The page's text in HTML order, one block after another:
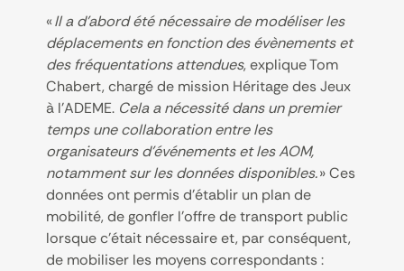
«Il a d’abord été nécessaire de modéliser les
déplacements en fonction des évènements et
des fréquentations attendues, explique Tom
Chabert, chargé de mission Héritage des Jeux
à l’ADEME. Cela a nécessité dans un premier
temps une collaboration entre les
organisateurs d’événements et les AOM,
notamment sur les données disponibles.» Ces
données ont permis d’établir un plan de
mobilité, de gonfler l’offre de transport public
lorsque c’était nécessaire et, par conséquent,
de mobiliser les moyens correspondants :